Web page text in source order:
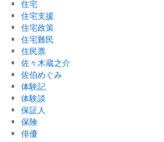
住宅
住宅支援
住宅政策
住宅難民
住民票
佐々木蔵之介
佐伯めぐみ
体験記
体験談
保証人
保険
俳優